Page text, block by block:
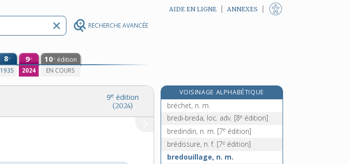
RECHERCHE AVANCÉE
AIDE EN LIGNE ANNEXES
8e
1935
9e
2024
10e édition
EN COURS
9e édition
(2024)
VOISINAGE ALPHABÉTIQUE
brèche-dent, adj. inv.
bréchet, n. m.
bredi-breda, loc. adv. [8e édition]
bredindin, n. m. [7e édition]
brédissure, n. f. [7e édition]
bredouillage, n. m.